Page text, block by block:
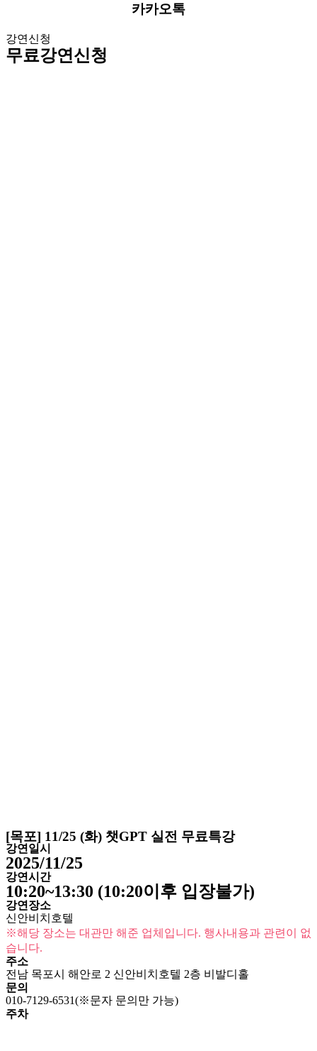
카카오톡
강연신청
무료강연신청
[목포] 11/25 (화) 챗GPT 실전 무료특강
강연일시
2025/11/25
강연시간
10:20~13:30 (10:20이후 입장불가)
강연장소
신안비치호텔
※해당 장소는 대관만 해준 업체입니다. 행사내용과 관련이 없
습니다.
주소
전남 목포시 해안로 2 신안비치호텔 2층 비발디홀
문의
010-7129-6531(※문자 문의만 가능)
주차